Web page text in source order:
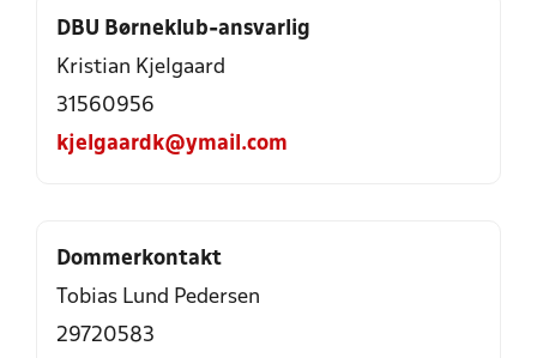
DBU Børneklub-ansvarlig
Kristian Kjelgaard
31560956
kjelgaardk@ymail.com
Dommerkontakt
Tobias Lund Pedersen
29720583